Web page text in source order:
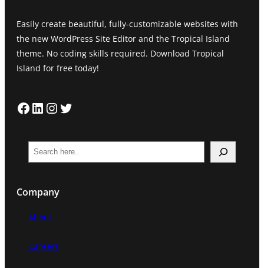
Easily create beautiful, fully-customizable websites with
the new WordPress Site Editor and the Tropical Island
theme. No coding skills required. Download Tropical
Island for free today!
Facebook LinkedIn InstagramTwitter
e
r
c
Company
About
Careers